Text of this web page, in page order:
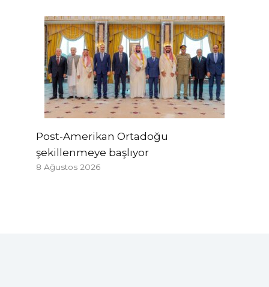
Post-Amerikan Ortadoğu
şekillenmeye başlıyor
8 Ağustos 2026